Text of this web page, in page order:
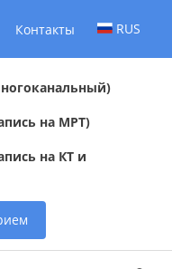
Контакты RUS
на МРТ)
на КТ и